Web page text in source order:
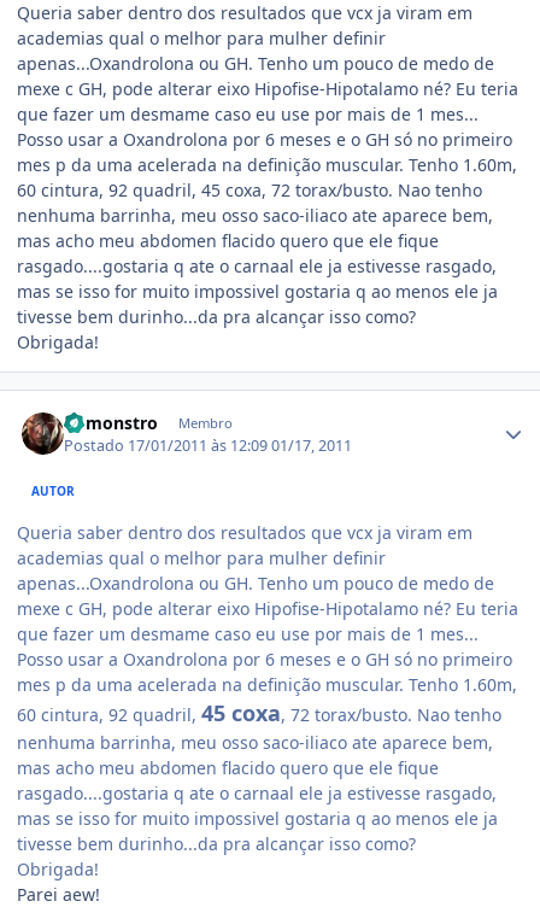
Queria saber dentro dos resultados que vcx ja viram em
academias qual o melhor para mulher definir
apenas...Oxandrolona ou GH. Tenho um pouco de medo de
mexe c GH, pode alterar eixo Hipofise-Hipotalamo né? Eu teria
que fazer um desmame caso eu use por mais de 1 mes...
Posso usar a Oxandrolona por 6 meses e o GH só no primeiro
mes p da uma acelerada na definição muscular. Tenho 1.60m,
60 cintura, 92 quadril, 45 coxa, 72 torax/busto. Nao tenho
nenhuma barrinha, meu osso saco-iliaco ate aparece bem,
mas acho meu abdomen flacido quero que ele fique
rasgado....gostaria q ate o carnaal ele ja estivesse rasgado,
mas se isso for muito impossivel gostaria q ao menos ele ja
tivesse bem durinho...da pra alcançar isso como?
Obrigada!
bbmonstro Membro
Postado 17/01/2011 às 12:0901/17, 2011
AUTOR
Queria saber dentro dos resultados que vcx ja viram em
academias qual o melhor para mulher definir
apenas...Oxandrolona ou GH. Tenho um pouco de medo de
mexe c GH, pode alterar eixo Hipofise-Hipotalamo né? Eu teria
que fazer um desmame caso eu use por mais de 1 mes...
Posso usar a Oxandrolona por 6 meses e o GH só no primeiro
mes p da uma acelerada na definição muscular. Tenho 1.60m,
60 cintura, 92 quadril, 45 coxa, 72 torax/busto. Nao tenho
nenhuma barrinha, meu osso saco-iliaco ate aparece bem,
mas acho meu abdomen flacido quero que ele fique
rasgado....gostaria q ate o carnaal ele ja estivesse rasgado,
mas se isso for muito impossivel gostaria q ao menos ele ja
tivesse bem durinho...da pra alcançar isso como?
Obrigada!
Parei aew!